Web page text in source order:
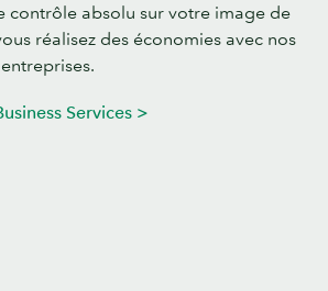
contrôle absolu sur votre image de
réalisez des économies avec nos
Services >